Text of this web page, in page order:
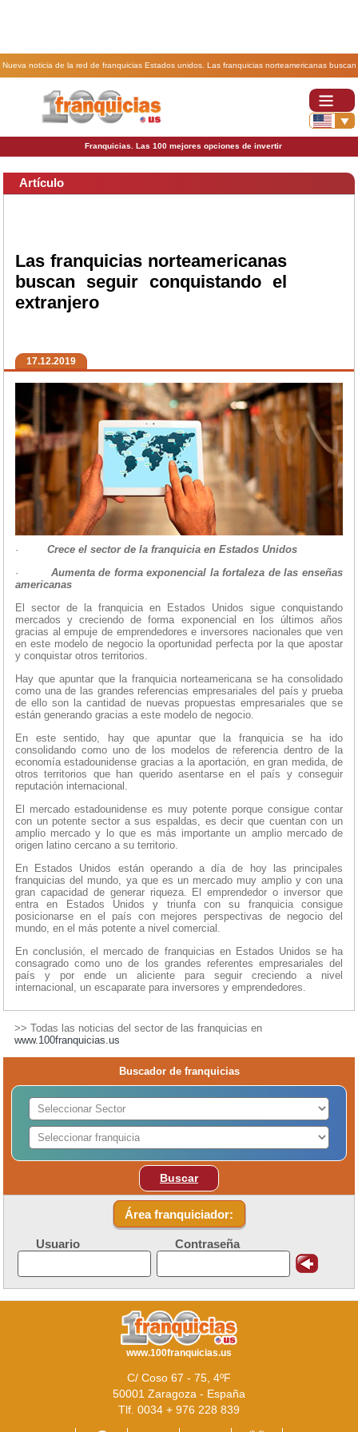
Nueva noticia de la red de franquicias Estados unidos. Las franquicias norteamericanas buscan
Franquicias. Las 100 mejores opciones de invertir
Artículo
Las franquicias norteamericanas
buscan seguir conquistando el
extranjero
17.12.2019
· Crece el sector de la franquicia en Estados Unidos
· Aumenta de forma exponencial la fortaleza de las enseñas
americanas
El sector de la franquicia en Estados Unidos sigue conquistando
mercados y creciendo de forma exponencial en los últimos años
gracias al empuje de emprendedores e inversores nacionales que ven
en este modelo de negocio la oportunidad perfecta por la que apostar
y conquistar otros territorios.
Hay que apuntar que la franquicia norteamericana se ha consolidado
como una de las grandes referencias empresariales del país y prueba
de ello son la cantidad de nuevas propuestas empresariales que se
están generando gracias a este modelo de negocio.
En este sentido, hay que apuntar que la franquicia se ha ido
consolidando como uno de los modelos de referencia dentro de la
economía estadounidense gracias a la aportación, en gran medida, de
otros territorios que han querido asentarse en el país y conseguir
reputación internacional.
El mercado estadounidense es muy potente porque consigue contar
con un potente sector a sus espaldas, es decir que cuentan con un
amplio mercado y lo que es más importante un amplio mercado de
origen latino cercano a su territorio.
En Estados Unidos están operando a día de hoy las principales
franquicias del mundo, ya que es un mercado muy amplio y con una
gran capacidad de generar riqueza. El emprendedor o inversor que
entra en Estados Unidos y triunfa con su franquicia consigue
posicionarse en el país con mejores perspectivas de negocio del
mundo, en el más potente a nivel comercial.
En conclusión, el mercado de franquicias en Estados Unidos se ha
consagrado como uno de los grandes referentes empresariales del
país y por ende un aliciente para seguir creciendo a nivel
internacional, un escaparate para inversores y emprendedores.
>> Todas las noticias del sector de las franquicias en
www.100franquicias.us
Buscador de franquicias
Buscar
Área franquiciador:
Usuario Contraseña
www.100franquicias.us
C/ Coso 67 - 75, 4ºF
50001 Zaragoza - España
Tlf. 0034 + 976 228 839